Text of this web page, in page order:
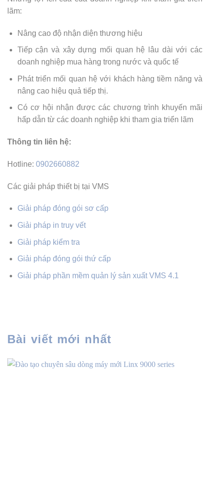
lãm:
Nâng cao độ nhận diện thương hiệu
Tiếp cận và xây dựng mối quan hệ lâu dài với các
doanh nghiệp mua hàng trong nước và quốc tế
Phát triển mối quan hệ với khách hàng tiềm năng và
nâng cao hiệu quả tiếp thị.
Có cơ hội nhận được các chương trình khuyến mãi
hấp dẫn từ các doanh nghiệp khi tham gia triển lãm
Thông tin liên hệ:
Hotline: 0902660882
Các giải pháp thiết bị tại VMS
Giải pháp đóng gói sơ cấp
Giải pháp in truy vết
Giải pháp kiểm tra
Giải pháp đóng gói thứ cấp
Giải pháp phần mềm quản lý sản xuất VMS 4.1
Bài viết mới nhất